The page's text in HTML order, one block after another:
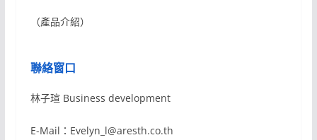
（產品介紹）
聯絡窗口
林子瑄 Business development
E-Mail：Evelyn_l@aresth.co.th